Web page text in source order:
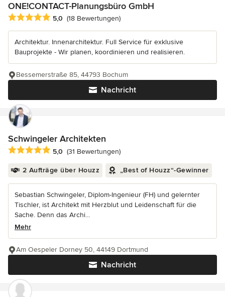
ONE!CONTACT-Planungsbüro GmbH
Durchschnittliche Bewertung: 5 von 5 Sternen
5,0 (18 Bewertungen)
Architektur. Innenarchitektur. Full Service für exklusive
Bauprojekte - Wir planen, koordinieren und realisieren.
Nachricht
Bessemerstraße 85, 44793 Bochum
Schwingeler Architekten
Durchschnittliche Bewertung: 5 von 5 Sternen
5,0 (31 Bewertungen)
2 Aufträge über Houzz „Best of Houzz“-Gewinner
Sebastian Schwingeler, Diplom-Ingenieur (FH) und gelernter
Tischler, ist Architekt mit Herzblut und Leidenschaft für die
Sache. Denn das Archi...
Mehr
Nachricht
Am Oespeler Dorney 50, 44149 Dortmund